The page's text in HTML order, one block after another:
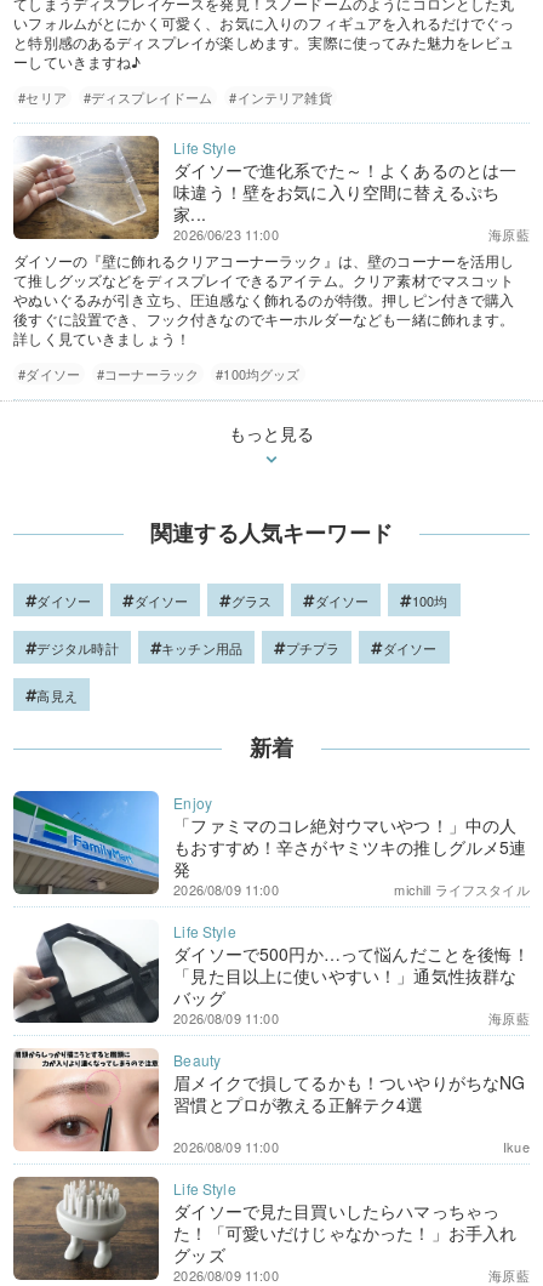
いフォルムがとにかく可愛く、お気に入りのフィギュアを入れるだけでぐっ
と特別感のあるディスプレイが楽しめます。実際に使ってみた魅力をレビュ
ーしていきますね♪
#セリア #ディスプレイドーム #インテリア雑貨
ダイソーで進化系でた～！よくあるのとは一
味違う！壁をお気に入り空間に替えるぷち
家...
海原藍
2026/06/23 11:00
ダイソーの『壁に飾れるクリアコーナーラック』は、壁のコーナーを活用し
て推しグッズなどをディスプレイできるアイテム。クリア素材でマスコット
やぬいぐるみが引き立ち、圧迫感なく飾れるのが特徴。押しピン付きで購入
後すぐに設置でき、フック付きなのでキーホルダーなども一緒に飾れます。
詳しく見ていきましょう！
#ダイソー #コーナーラック #100均グッズ
もっと見る
関連する人気キーワード
ダイソー ダイソー グラス ダイソー 100均
デジタル時計 キッチン用品 プチプラ ダイソー
高見え
新着
「ファミマのコレ絶対ウマいやつ！」中の人
もおすすめ！辛さがヤミツキの推しグルメ5連
発
michill ライフスタイル
2026/08/09 11:00
ダイソーで500円か…って悩んだことを後悔！
「見た目以上に使いやすい！」通気性抜群な
バッグ
海原藍
2026/08/09 11:00
眉メイクで損してるかも！ついやりがちなNG
習慣とプロが教える正解テク4選
Ikue
2026/08/09 11:00
ダイソーで見た目買いしたらハマっちゃっ
た！「可愛いだけじゃなかった！」お手入れ
グッズ
海原藍
2026/08/09 11:00